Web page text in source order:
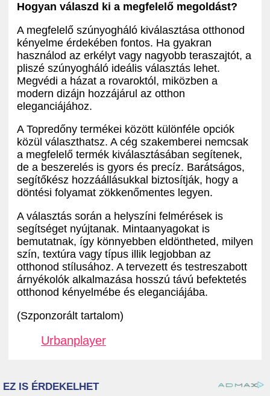
Hogyan válaszd ki a megfelelő megoldást?
A megfelelő szúnyogháló kiválasztása otthonod
kényelme érdekében fontos. Ha gyakran
használod az erkélyt vagy nagyobb teraszajtót, a
pliszé szúnyogháló ideális választás lehet.
Megvédi a házat a rovaroktól, miközben a
modern dizájn hozzájárul az otthon
eleganciájához.
A Topredőny termékei között különféle opciók
közül választhatsz. A cég szakemberei nemcsak
a megfelelő termék kiválasztásában segítenek,
de a beszerelés is gyors és precíz. Barátságos,
segítőkész hozzáállásukkal biztosítják, hogy a
döntési folyamat zökkenőmentes legyen.
A választás során a helyszíni felmérések is
segítséget nyújtanak. Mintaanyagokat is
bemutatnak, így könnyebben eldöntheted, milyen
szín, textúra vagy típus illik legjobban az
otthonod stílusához. A tervezett és testreszabott
árnyékolók alkalmazása hosszú távú befektetés
otthonod kényelmébe és eleganciájába.
(Szponzorált tartalom)
Urbanplayer